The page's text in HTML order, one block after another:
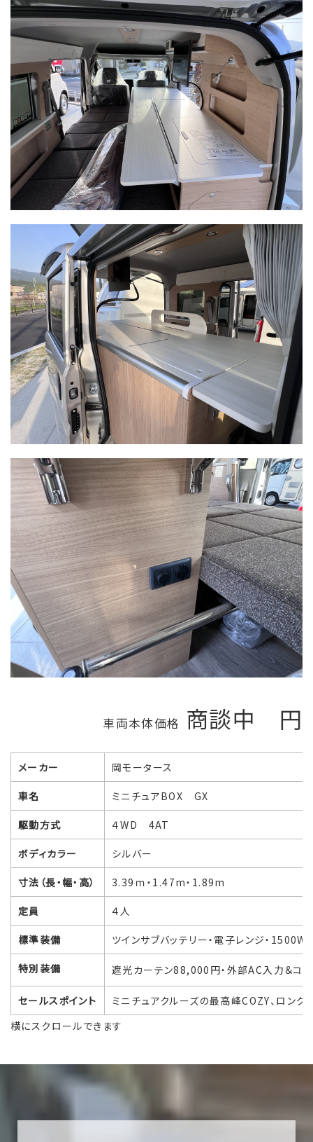
車両本体価格 商談中 円
メーカー 岡モータース
車名 ミニチュアBOX GX
駆動方式 ４WD 4AT
ボディカラー シルバー
寸法（長・幅・高） 3.39ｍ・1.47m・1.89m
定員 ４人
標準装備 ツインサブバッテリー・電子レンジ・
特別装備 遮光カーテン88,000円・外部AC入力＆
セールスポイント
ミニチュアクルーズの最高峰COZY、ロング
横にスクロールできます